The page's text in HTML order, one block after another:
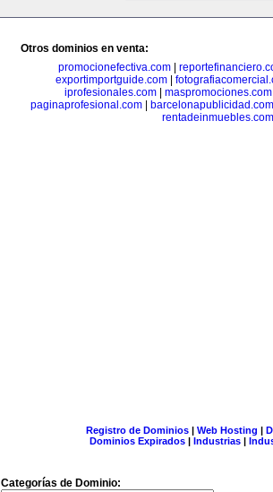
Otros dominios en venta:
promocionefectiva.com
exportimportguide.com
iprofesionales.com
maspromociones.com
paginaprofesional.com|
barcelonapublicidad.com
rentadeinmuebles.com
Registro de Dominios| Web Hosting |
Dominios Expirados | Industrias |
Categorías de Dominio: